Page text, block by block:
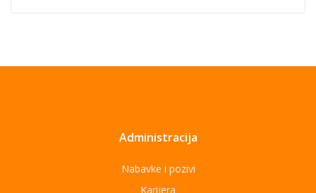
Administracija
Nabavke i pozivi
Karijera